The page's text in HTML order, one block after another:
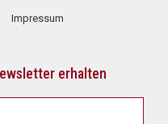
Impressum
erhalten